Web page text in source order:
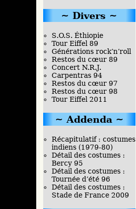
Divers
S.O.S. Éthiopie
Tour Eiffel 89
Générations rock’n’roll
Restos du cœur 89
Concert N.R.J.
Carpentras 94
Restos du cœur 97
Restos du cœur 98
Tour Eiffel 2011
Addenda
Récapitulatif : costumes
indiens (1979-80)
Détail des costumes :
Bercy 95
Détail des costumes :
Tournée d’été 96
Détail des costumes :
Stade de France 2009